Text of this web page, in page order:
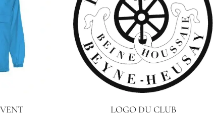
LOGO DU CLUB